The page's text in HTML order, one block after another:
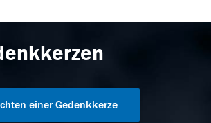
einer Gedenkkerze